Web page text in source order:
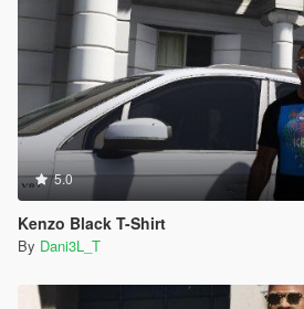
5.0
Kenzo Black T-Shirt
By Dani3L_T